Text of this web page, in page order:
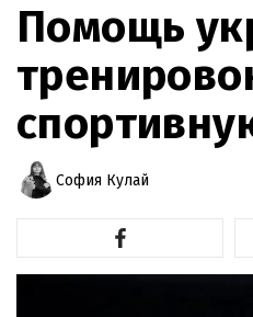
Помощь
София Кулай